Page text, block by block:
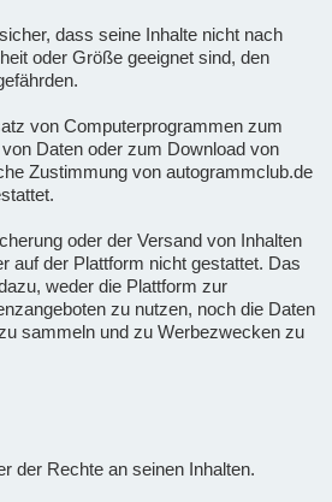
dass seine Inhalte nicht nach
oder Größe geeignet sind, den
von Computerprogrammen zum
Daten oder zum Download von
Zustimmung von autogrammclub.de
oder der Versand von Inhalten
auf der Plattform nicht gestattet. Das
weder die Plattform zur
zu nutzen, noch die Daten
sammeln und zu Werbezwecken zu
der Rechte an seinen Inhalten.